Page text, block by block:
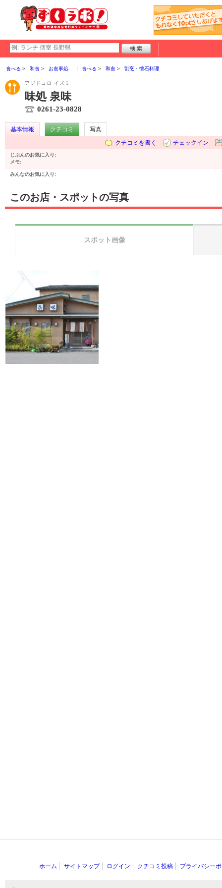
食べる 和食 お食事処 食べる 和食 割烹・懐石料理
アジドコロ イズミ
味処 泉味
0261-23-0828
基本情報 クチコミ
写真
クチコミを書く
チェックイン
じぶんのお気に入り:
メモ:
みんなのお気に入り:
このお店・スポットの写真
スポット画像
ホーム サイトマップ ログイン クチコミ投稿 プライバシー